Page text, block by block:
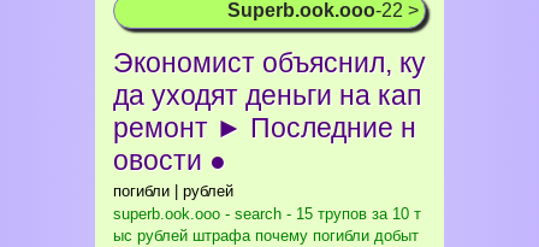
Superb.ook.ooo-22 >
Экономист объяснил, ку
да уходят деньги на кап
ремонт ► Последние н
овости ●
погибли | рублей
superb.ook.ooo - search - 15 трупов за 10 т
ыс рублей штрафа почему погибли добыт